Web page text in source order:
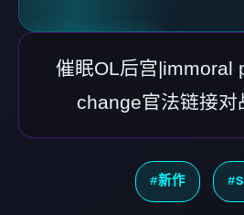
催眠OL后宫|immoral
change官法链接对
#新作